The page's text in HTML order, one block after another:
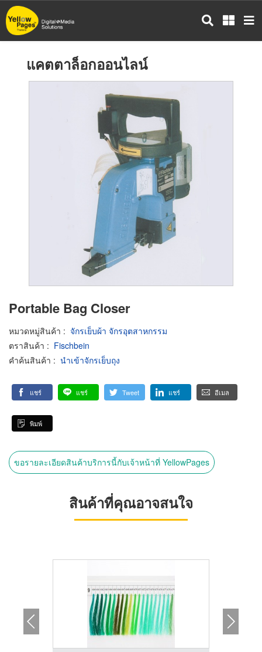
ข้าม
ไป
แคตตาล็อกออนไลน์
Portable Bag Closer
หมวดหมู่สินค้า : จักรเย็บผ้า จักรอุตสาหกรรม
ตราสินค้า : Fischbein
คำค้นสินค้า : นำเข้าจักรเย็บถุง
แชร์ แชร์ Tweet แชร์ อีเมล
พิมพ์
ขอรายละเอียดสินค้าบริการนี้กับเจ้าหน้าที่ YellowPages
สินค้าที่คุณอาจสนใจ